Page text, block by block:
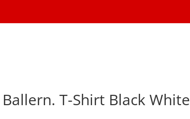
Ballern. T-Shirt Black White